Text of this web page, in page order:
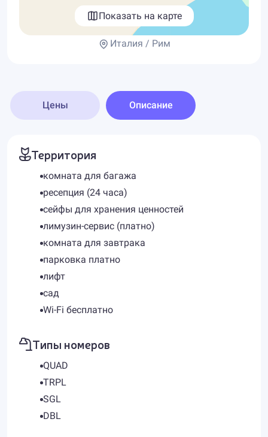
Показать на карте
Италия / Рим
Цены Описание
Территория
комната для багажа
ресепция (24 часа)
сейфы для хранения ценностей
лимузин-сервис (платно)
комната для завтрака
парковка платно
лифт
сад
Wi-Fi бесплатно
Типы номеров
QUAD
TRPL
SGL
DBL